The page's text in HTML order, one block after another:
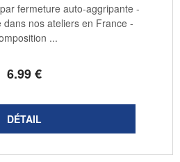
6.99€
fermeture auto-aggripante -
dans nos ateliers en France -
...